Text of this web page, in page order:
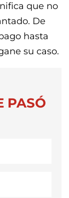
que no
De
hasta
su caso.
PASÓ